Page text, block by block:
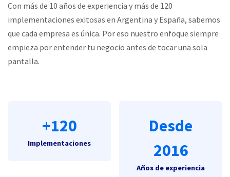
Con más de 10 años de experiencia y más de 120
implementaciones exitosas en Argentina y España, sabemos
que cada empresa es única. Por eso nuestro enfoque siempre
empieza por entender tu negocio antes de tocar una sola
pantalla.
+120
Implementaciones
Desde
2016
Años de experiencia